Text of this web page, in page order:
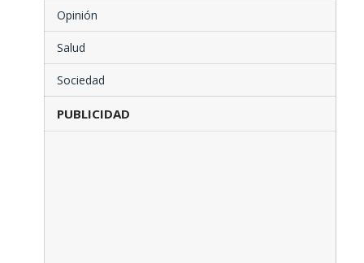
Opinión
Salud
Sociedad
PUBLICIDAD